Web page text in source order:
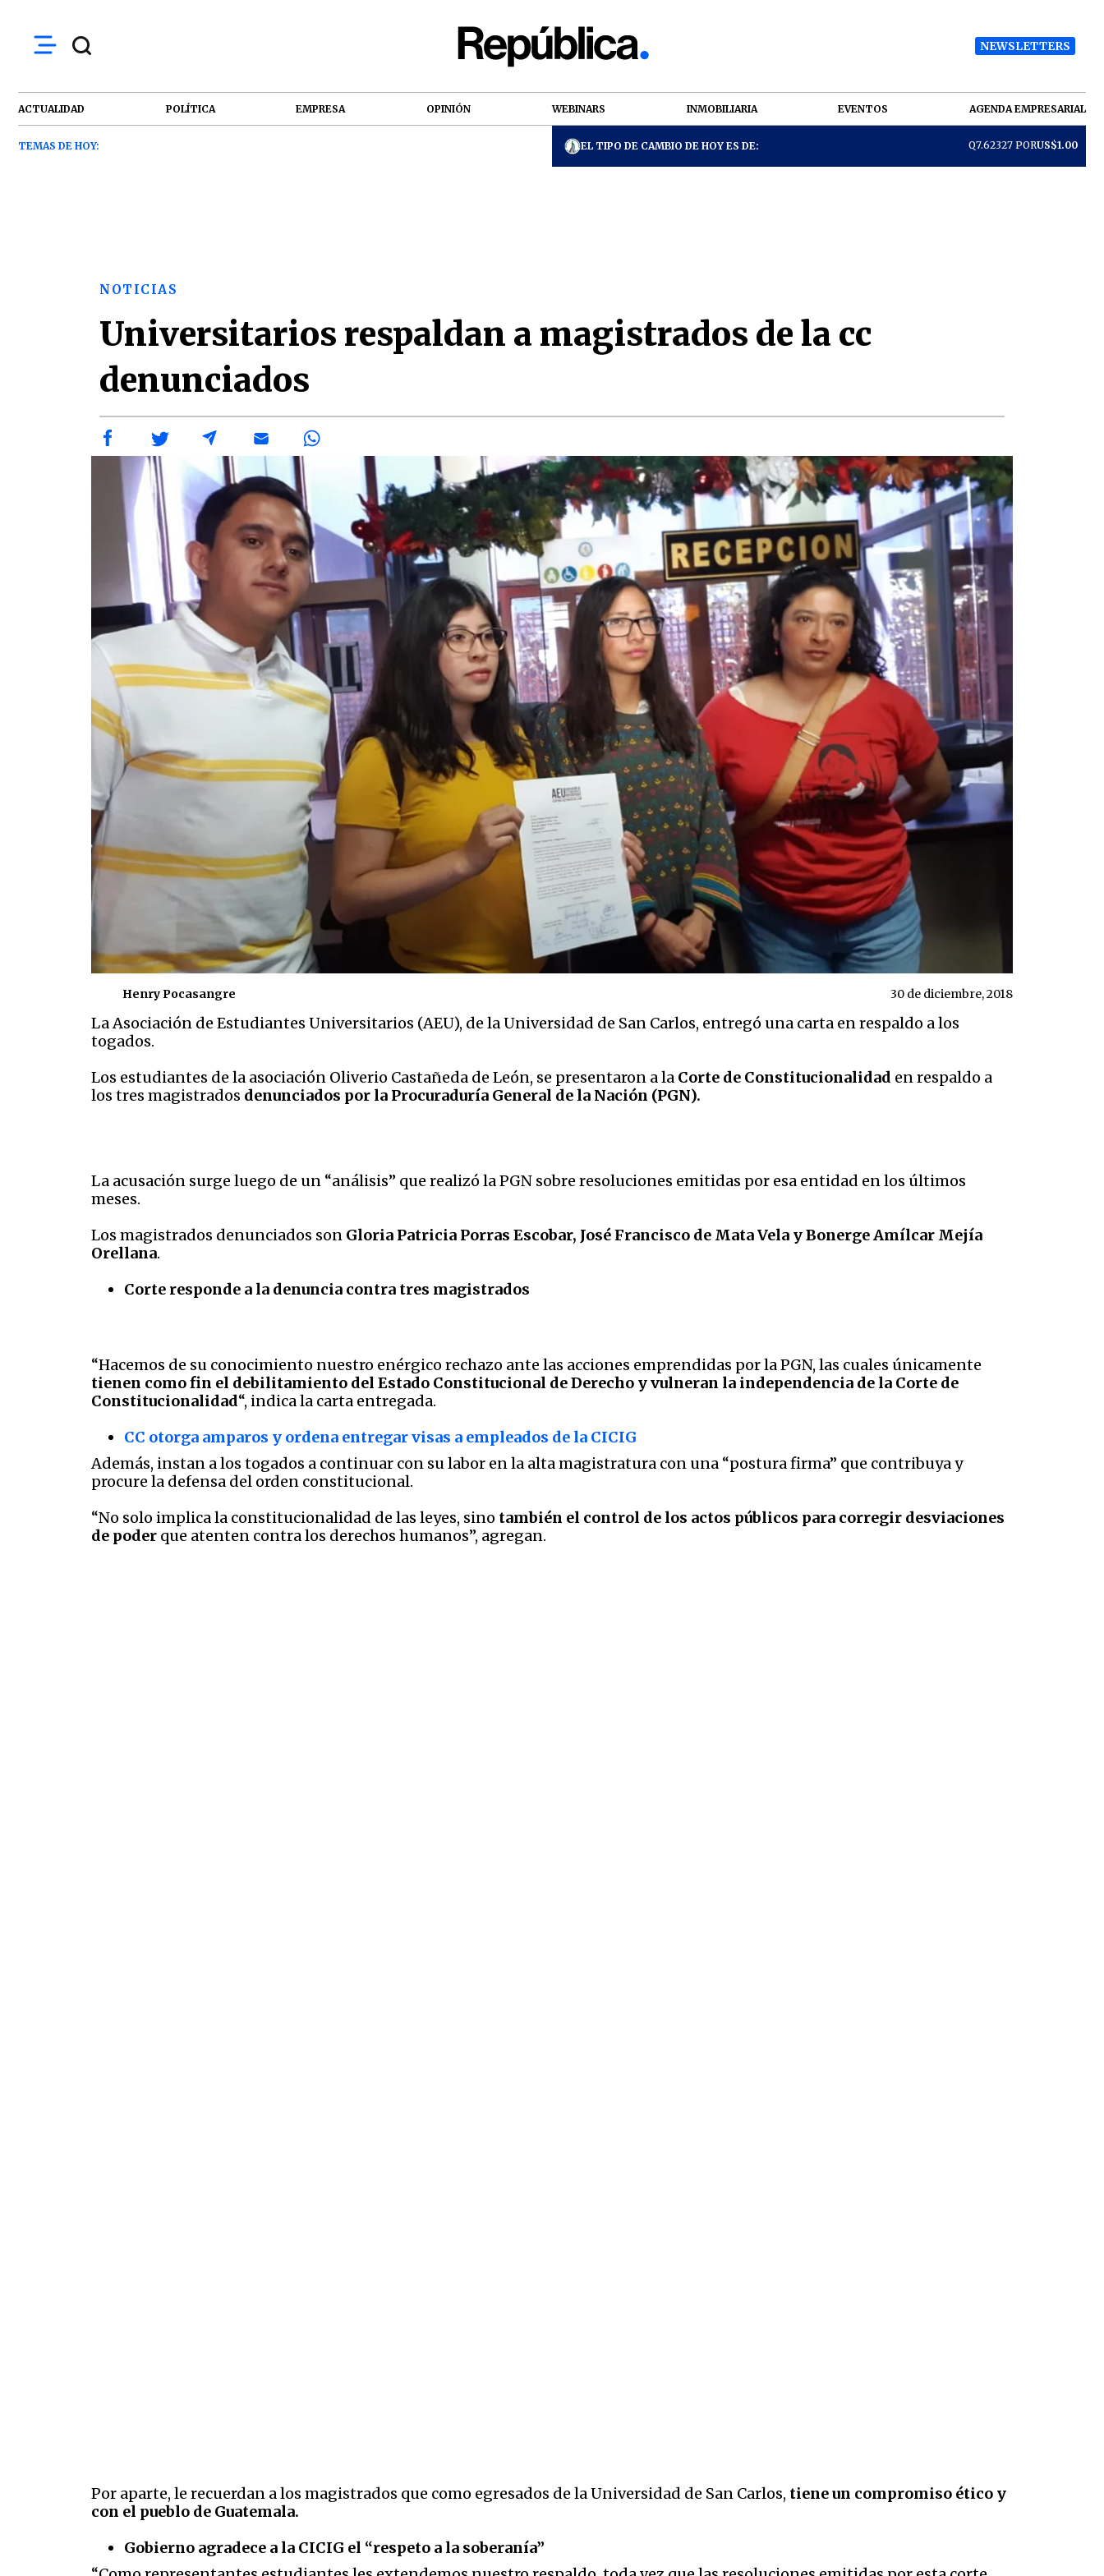
NEWSLETTERS
ACTUALIDAD POLÍTICA EMPRESA OPINIÓN WEBINARS INMOBILIARIA EVENTOS AGENDA EMPRESARIAL
TEMAS DE HOY: EL TIPO DE CAMBIO DE HOY ES DE: Q7.62327 PORUS$1.00
NOTICIAS
Universitarios respaldan a magistrados de la cc
denunciados
Henry Pocasangre 30 de diciembre, 2018
La Asociación de Estudiantes Universitarios (AEU), de la Universidad de San Carlos, entregó una carta en respaldo a los
togados.
Los estudiantes de la asociación Oliverio Castañeda de León, se presentaron a la Corte de Constitucionalidad en respaldo a
los tres magistrados denunciados por la Procuraduría General de la Nación (PGN).
La acusación surge luego de un “análisis” que realizó la PGN sobre resoluciones emitidas por esa entidad en los últimos
meses.
Los magistrados denunciados son Gloria Patricia Porras Escobar, José Francisco de Mata Vela y Bonerge Amílcar Mejía
Orellana.
Corte responde a la denuncia contra tres magistrados
“Hacemos de su conocimiento nuestro enérgico rechazo ante las acciones emprendidas por la PGN, las cuales únicamente
tienen como fin el debilitamiento del Estado Constitucional de Derecho y vulneran la independencia de la Corte de
Constitucionalidad“, indica la carta entregada.
CC otorga amparos y ordena entregar visas a empleados de la CICIG
Además, instan a los togados a continuar con su labor en la alta magistratura con una “postura firma” que contribuya y
procure la defensa del orden constitucional.
“No solo implica la constitucionalidad de las leyes, sino también el control de los actos públicos para corregir desviaciones
de poder que atenten contra los derechos humanos”, agregan.
Por aparte, le recuerdan a los magistrados que como egresados de la Universidad de San Carlos, tiene un compromiso ético y
con el pueblo de Guatemala.
Gobierno agradece a la CICIG el “respeto a la soberanía”